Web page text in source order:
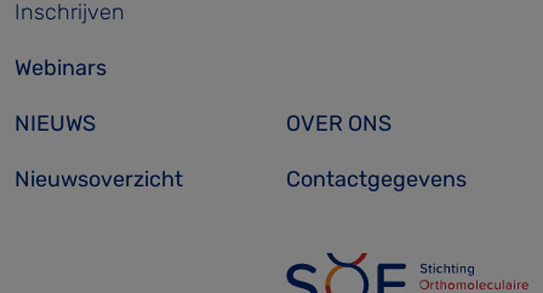
Inschrijven
Webinars
NIEUWS
Nieuwsoverzicht
OVER ONS
Contactgegevens